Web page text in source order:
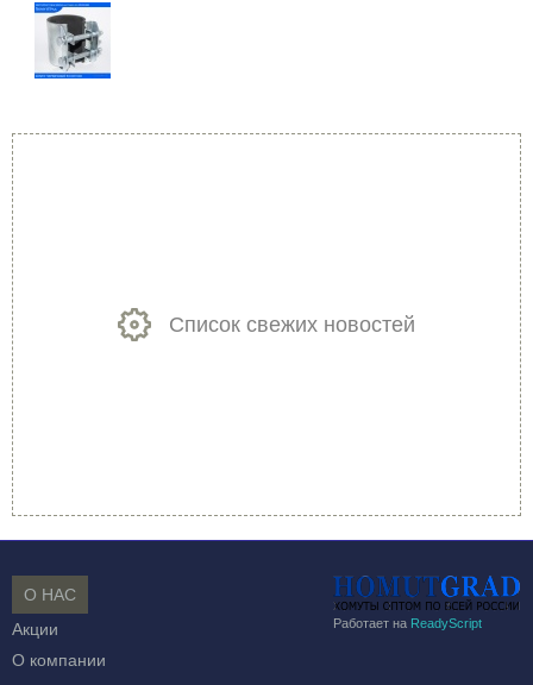
Список свежих новостей
Работает на ReadyScript
О НАС
Акции
О компании